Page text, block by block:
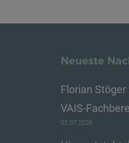
Neueste
Florian
VAIS-
02.07.2026